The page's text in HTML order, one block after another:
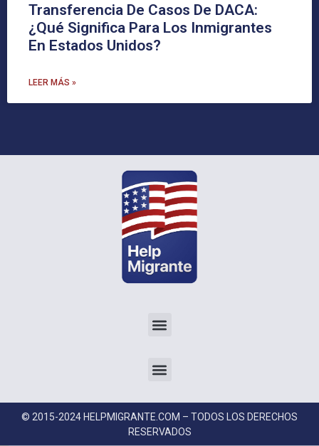
Transferencia De Casos De DACA:
¿Qué Significa Para Los Inmigrantes
En Estados Unidos?
LEER MÁS »
© 2015-2024 HELPMIGRANTE.COM – TODOS LOS DERECHOS
RESERVADOS